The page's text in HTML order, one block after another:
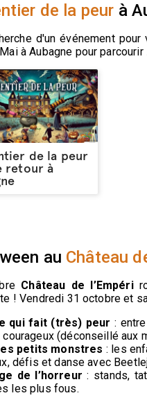
de la peur à
d'un événement
à Aubagne pour parcourir
de la peur
retour à
au Château
Château de l’Empéri
! Vendredi 31 octobre et
qui fait (très) peur :
courageux (déconseillé aux
petits monstres : les
défis et danse avec
de l’horreur : stands,
les plus fous.